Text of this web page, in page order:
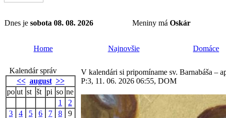
Dnes je sobota 08. 08. 2026 Meniny má Oskár
Home Najnovšie Domáce
Kalendár správ
<< august >>
po ut st št pi so ne
1
2
3
4 5 6 7 8
9
V kalendári si pripomíname sv. Barnabáša –
P:3, 11. 06. 2026 06:55, DOM